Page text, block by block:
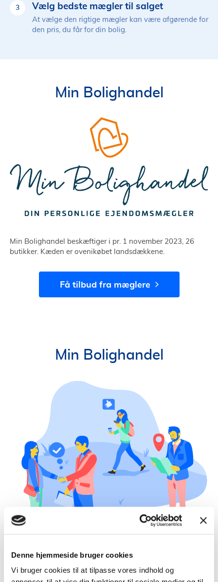
Denne hjemmeside bruger cookies
Vi bruger cookies til at tilpasse vores indhold og
3 Vælg bedste mægler til salget
At vælge den rigtige mægler kan være afgørende for
den pris, du får for din bolig.
Min Bolighandel
Min Bolighandel beskæftiger i pr. 1 november 2023, 26
butikker. Kæden er ovenikøbet landsdækkene.
Få tilbud fra mæglere
Min Bolighandel